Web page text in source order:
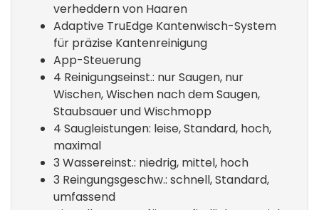
verheddern von Haaren
Adaptive TruEdge Kantenwisch-System
für präzise Kantenreinigung
App-Steuerung
4 Reinigungseinst.: nur Saugen, nur
Wischen, Wischen nach dem Saugen,
Staubsauer und Wischmopp
4 Saugleistungen: leise, Standard, hoch,
maximal
3 Wassereinst.: niedrig, mittel, hoch
3 Reingungsgeschw.: schnell, Standard,
umfassend